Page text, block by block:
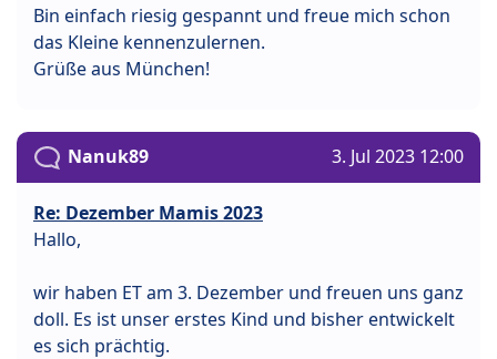
Bin einfach riesig gespannt und freue mich schon
das Kleine kennenzulernen.
Grüße aus München!
Nanuk89 3. Jul 2023 12:00
Re: Dezember Mamis 2023
Hallo,
wir haben ET am 3. Dezember und freuen uns ganz
doll. Es ist unser erstes Kind und bisher entwickelt
es sich prächtig.